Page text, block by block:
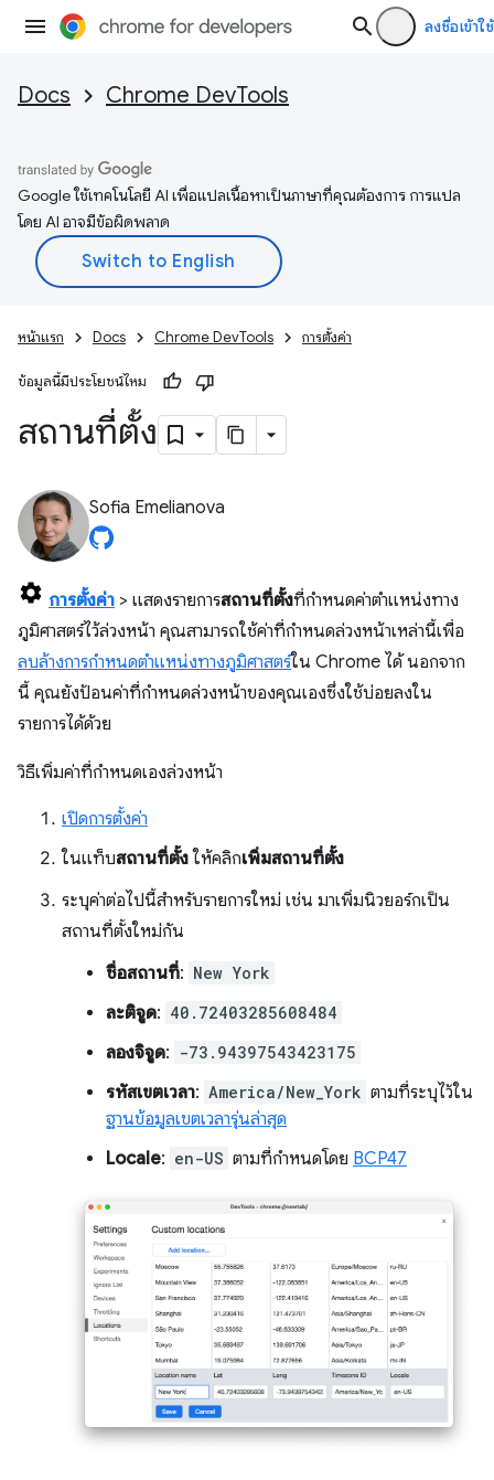
ลงชื่อเข้าใช้
Docs Chrome DevTools
Google ใช้เทคโนโลยี AI เพื่อแปลเนื้อหาเป็นภาษาที่คุณต้องการ การแปล
โดย AI อาจมีข้อผิดพลาด
หน้าแรก Docs Chrome DevTools การตั้งค่า
ข้อมูลนี้มีประโยชน์ไหม
สถานที่ตั้ง
Sofia Emelianova
การตั้งค่า > แสดงรายการสถานที่ตั้งที่กำหนดค่าตำแหน่งทาง
ภูมิศาสตร์ไว้ล่วงหน้า คุณสามารถใช้ค่าที่กำหนดล่วงหน้าเหล่านี้เพื่อ
ลบล้างการกำหนดตำแหน่งทางภูมิศาสตร์ใน Chrome ได้ นอกจาก
นี้ คุณยังป้อนค่าที่กำหนดล่วงหน้าของคุณเองซึ่งใช้บ่อยลงใน
รายการได้ด้วย
วิธีเพิ่มค่าที่กำหนดเองล่วงหน้า
เปิดการตั้งค่า
ในแท็บสถานที่ตั้ง ให้คลิกเพิ่มสถานที่ตั้ง
ระบุค่าต่อไปนี้สําหรับรายการใหม่ เช่น มาเพิ่มนิวยอร์กเป็น
สถานที่ตั้งใหม่กัน
ชื่อสถานที่: New York
ละติจูด: 40.72403285608484
ลองจิจูด: -73.94397543423175
รหัสเขตเวลา: America/New_York ตามที่ระบุไว้ใน
ฐานข้อมูลเขตเวลารุ่นล่าสุด
Locale: en-US ตามที่กำหนดโดย BCP47